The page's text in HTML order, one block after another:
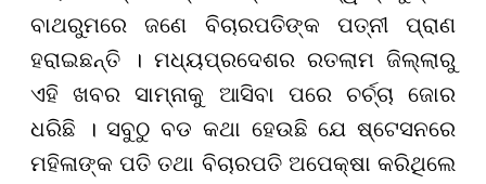
ବାଥରୁମରେ ଜଣେ ବିଚାରପତିଙ୍କ ପତ୍ନୀ ପ୍ରାଣ
ହରାଇଛନ୍ତି । ମଧ୍ୟପ୍ରଦେଶର ରତଲାମ ଜିଲ୍ଲାରୁ
ଏହି ଖବର ସାମ୍ନାକୁ ଆସିବା ପରେ ଚର୍ଚ୍ଚା ଜୋର
ଧରିଛି । ସବୁଠୁ ବଡ କଥା ହେଉଛି ଯେ ଷ୍ଟେସନରେ
ମହିଳାଙ୍କ ପତି ତଥା ବିଚାରପତି ଅପେକ୍ଷା କରିଥିଲେ